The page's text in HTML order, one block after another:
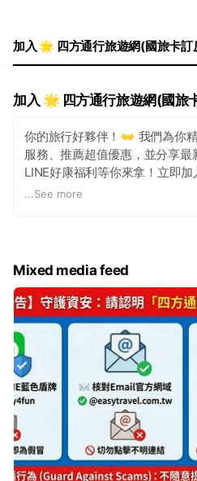
Sat Closed
例假日為公休日
加入 🌟 四方通行旅遊網(國旅卡訂
加入 🌟 四方通行旅遊網(國旅
你的旅行好夥伴！👐 我們為你
服務、推薦超值優惠，並分享
LINE好康福利等你來拿！立即
一起開啟精彩旅程吧！😊
...See more
Mixed media feed